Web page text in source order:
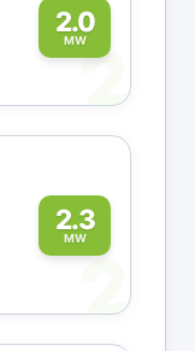
2.0
MW
2
2.3
MW
2